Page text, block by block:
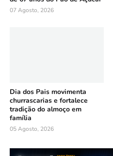
07 Agosto, 2026
Dia dos Pais movimenta
churrascarias e fortalece
tradição do almoço em
família
05 Agosto, 2026